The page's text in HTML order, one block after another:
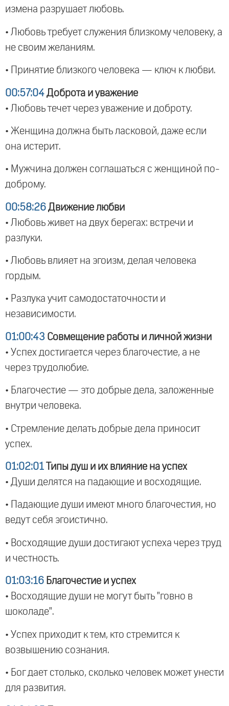
измена разрушает любовь.
• Любовь требует служения близкому человеку, а
не своим желаниям.
• Принятие близкого человека — ключ к любви.
00:57:04 Доброта и уважение
• Любовь течет через уважение и доброту.
• Женщина должна быть ласковой, даже если
она истерит.
• Мужчина должен соглашаться с женщиной по-
доброму.
00:58:26 Движение любви
• Любовь живет на двух берегах: встречи и
разлуки.
• Любовь влияет на эгоизм, делая человека
гордым.
• Разлука учит самодостаточности и
независимости.
01:00:43 Совмещение работы и личной жизни
• Успех достигается через благочестие, а не
через трудолюбие.
• Благочестие — это добрые дела, заложенные
внутри человека.
• Стремление делать добрые дела приносит
успех.
01:02:01 Типы душ и их влияние на успех
• Души делятся на падающие и восходящие.
• Падающие души имеют много благочестия, но
ведут себя эгоистично.
• Восходящие души достигают успеха через труд
и честность.
01:03:16 Благочестие и успех
• Восходящие души не могут быть "говно в
шоколаде".
• Успех приходит к тем, кто стремится к
возвышению сознания.
• Бог дает столько, сколько человек может унести
для развития.